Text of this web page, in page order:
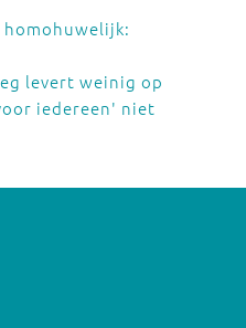
homohuwelijk:
levert weinig op
iedereen' niet